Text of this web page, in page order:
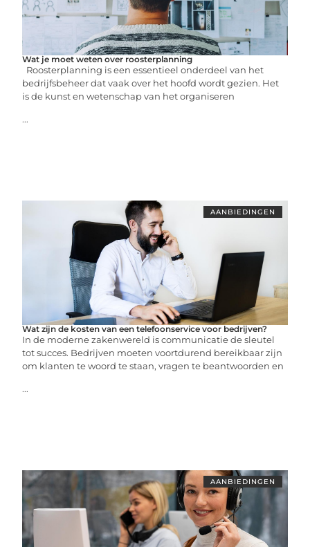
Wat je moet weten over roosterplanning
Roosterplanning is een essentieel onderdeel van het
bedrijfsbeheer dat vaak over het hoofd wordt gezien. Het
is de kunst en wetenschap van het organiseren
...
AANBIEDINGEN
Wat zijn de kosten van een telefoonservice voor bedrijven?
In de moderne zakenwereld is communicatie de sleutel
tot succes. Bedrijven moeten voortdurend bereikbaar zijn
om klanten te woord te staan, vragen te beantwoorden en
...
AANBIEDINGEN